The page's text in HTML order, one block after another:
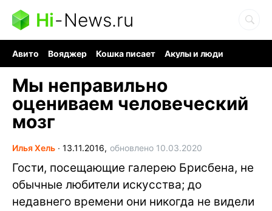
Hi-News.ru
Авито Вояджер Кошка писает
Акулы и люди
Мы неправильно
оцениваем человеческий
мозг
Илья Хель ∙ 13.11.2016, обновлено 10.03.2020
Гости, посещающие галерею Брисбена, не
обычные любители искусства; до
недавнего времени они никогда не видели